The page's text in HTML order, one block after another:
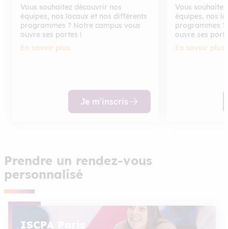
Vous souhaitez découvrir nos
équipes, nos locaux et nos différents
programmes ? Notre campus vous
ouvre ses portes !
En savoir plus
Je m'inscris
Vous
équipes, nos
programmes
ouvre ses
En savoir plus
Prendre un rendez-vous
personnalisé
ISCPA Paris